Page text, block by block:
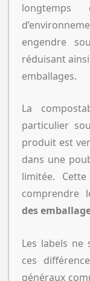
engendre
réduisant
emballages.
La
particulier
produit est
dans une
limitée.
comprendre
des
Les labels ne
ces
généraux